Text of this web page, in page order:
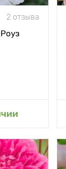
2 отзыва
минус 30°С
смесь с
нотками!